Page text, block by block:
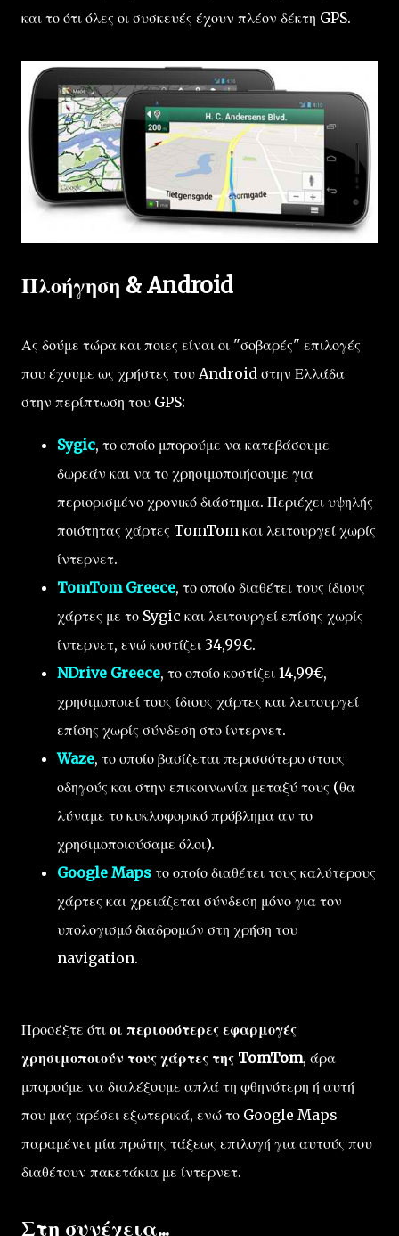
και το ότι όλες οι συσκευές έχουν πλέον δέκτη GPS.
Πλοήγηση & Android
Ας δούμε τώρα και ποιες είναι οι "σοβαρές" επιλογές
που έχουμε ως χρήστες του Android στην Ελλάδα
στην περίπτωση του GPS:
Sygic, το οποίο μπορούμε να κατεβάσουμε
δωρεάν και να το χρησιμοποιήσουμε για
περιορισμένο χρονικό διάστημα. Περιέχει υψηλής
ποιότητας χάρτες TomTom και λειτουργεί χωρίς
ίντερνετ.
TomTom Greece, το οποίο διαθέτει τους ίδιους
χάρτες με το Sygic και λειτουργεί επίσης χωρίς
ίντερνετ, ενώ κοστίζει 34,99€.
NDrive Greece, το οποίο κοστίζει 14,99€,
χρησιμοποιεί τους ίδιους χάρτες και λειτουργεί
επίσης χωρίς σύνδεση στο ίντερνετ.
Waze, το οποίο βασίζεται περισσότερο στους
οδηγούς και στην επικοινωνία μεταξύ τους (θα
λύναμε το κυκλοφορικό πρόβλημα αν το
χρησιμοποιούσαμε όλοι).
Google Maps το οποίο διαθέτει τους καλύτερους
χάρτες και χρειάζεται σύνδεση μόνο για τον
υπολογισμό διαδρομών στη χρήση του
navigation.
Προσέξτε ότι οι περισσότερες εφαρμογές
χρησιμοποιούν τους χάρτες της TomTom, άρα
μπορούμε να διαλέξουμε απλά τη φθηνότερη ή αυτή
που μας αρέσει εξωτερικά, ενώ το Google Maps
παραμένει μία πρώτης τάξεως επιλογή για αυτούς που
διαθέτουν πακετάκια με ίντερνετ.
Στη συνέχεια...